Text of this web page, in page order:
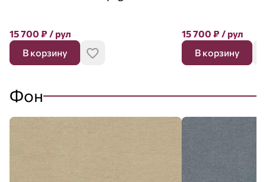
15 700 ₽ / рул
В корзину
15 700 ₽ / рул
В корзину
Фон